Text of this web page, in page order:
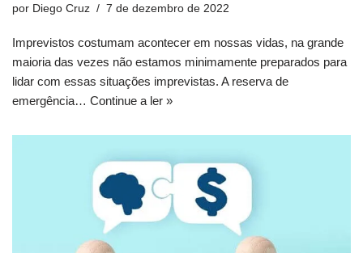
por Diego Cruz 7 de dezembro de 2022
Imprevistos costumam acontecer em nossas vidas, na grande
maioria das vezes não estamos minimamente preparados para
lidar com essas situações imprevistas. A reserva de
emergência… Continue a ler »